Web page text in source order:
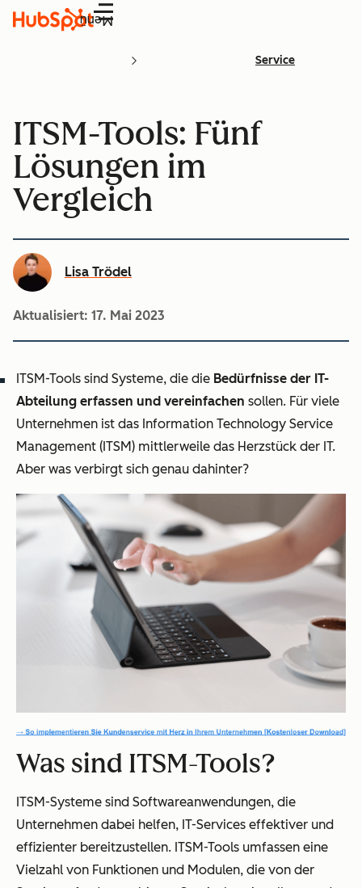
Menü
Service
ITSM-Tools: Fünf
Lösungen im
Vergleich
Lisa Trödel
Aktualisiert: 17. Mai 2023
ITSM-Tools sind Systeme, die die Bedürfnisse der IT-
Abteilung erfassen und vereinfachen sollen. Für viele
Unternehmen ist das Information Technology Service
Management (ITSM) mittlerweile das Herzstück der IT.
Aber was verbirgt sich genau dahinter?
Was sind ITSM-Tools?
ITSM-Systeme sind Softwareanwendungen, die
Unternehmen dabei helfen, IT-Services effektiver und
effizienter bereitzustellen. ITSM-Tools umfassen eine
Vielzahl von Funktionen und Modulen, die von der